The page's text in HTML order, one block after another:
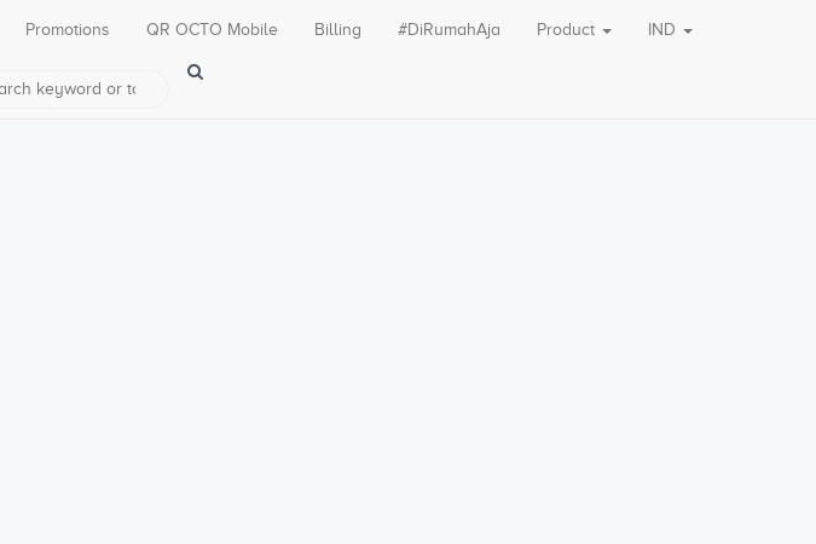
Promotions QR OCTO Mobile Billing #DiRumahAja Product IND